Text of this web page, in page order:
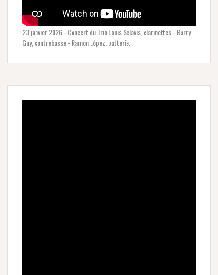
23 janvier 2026 - Concert du Trio Louis Sclavis, clarinettes - Barry
Guy, contrebasse - Ramon López, batterie.